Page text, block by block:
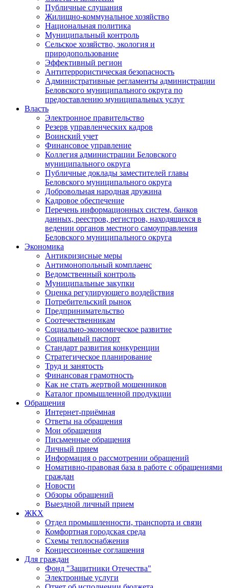
Публичные слушания
Жилищно-коммунальное хозяйство
Национальная политика
Муниципальный контроль
Сельское хозяйство, экология и
природопользование
Эффективный регион
Антитеррористическая безопасность
Административные регламенты администрации
Беловского муниципального округа по
предоставлению муниципальных услуг
Власть
Электронное правительство
Резерв управленческих кадров
Воинский учет
Финансовое управление
Коллегия администрации Беловского
муниципального округа
Публичные доклады заместителей главы
Беловского муниципального округа
Добровольная народная дружина
Кадровое обеспечение
Перечень информационных систем, банков
данных, реестров, регистров, находящихся в
ведении органов местного самоуправления
Беловского муниципального округа
Экономика
Антикризисные меры
Антимонопольный комплаенс
Ведомственный контроль
Муниципальные закупки
Оценка регулирующего воздействия
Потребительский рынок
Предпринимательство
Соотечественникам
Социально-экономическое развитие
Социальный паспорт
Стандарт развития конкуренции
Стратегическое планирование
Труд и занятость
Финансовая грамотность
Как не стать жертвой мошенников
Каталог промышленной продукции
Обращения
Интернет-приёмная
Ответы на обращения
Мои обращения
Письменные обращения
Личный прием
Информация о рассмотрении обращений
Номативно-правовая база в работе с обращениями
граждан
Новости
Обзоры обращений
Выездной личный прием
ЖКХ
Отдел промышленности, транспорта и связи
Комфортная городская среда
Схемы теплоснабжения
Концессионные соглашения
Для граждан
Фонд "Защитники Отечества"
Электронные услуги